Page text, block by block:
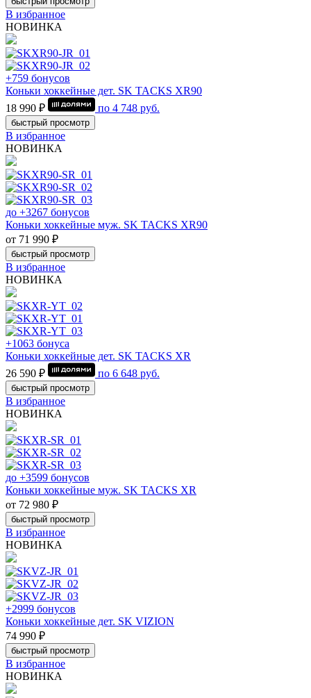
В избранное
НОВИНКА
+759 бонусов
Коньки хоккейные дет. SK TACKS XR90
18 990 ₽
по 4 748 руб.
быстрый просмотр
В избранное
НОВИНКА
до +3267 бонусов
Коньки хоккейные муж. SK TACKS XR90
от 71 990 ₽
быстрый просмотр
В избранное
НОВИНКА
+1063 бонуса
Коньки хоккейные дет. SK TACKS XR
26 590 ₽
по 6 648 руб.
быстрый просмотр
В избранное
НОВИНКА
до +3599 бонусов
Коньки хоккейные муж. SK TACKS XR
от 72 980 ₽
быстрый просмотр
В избранное
НОВИНКА
+2999 бонусов
Коньки хоккейные дет. SK VIZION
74 990 ₽
быстрый просмотр
В избранное
НОВИНКА